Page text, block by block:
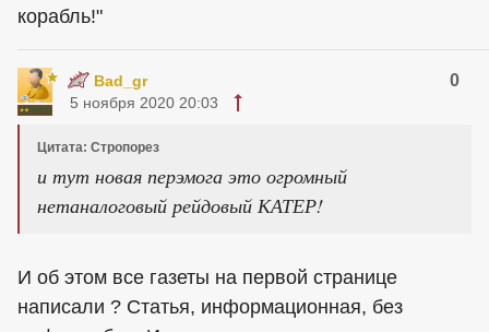
корабль!"
Bad_gr 0
5 ноября 2020 20:03
Цитата: Стропорез
и тут новая перэмога это огромный
нетаналоговый рейдовый КАТЕР!
И об этом все газеты на первой странице
написали ? Статья, информационная, без